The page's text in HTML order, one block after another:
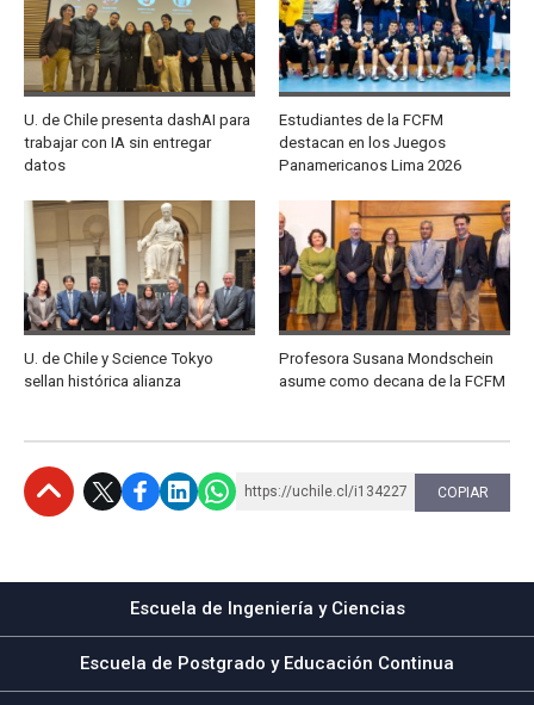
U. de Chile presenta dashAI para
trabajar con IA sin entregar
datos
Estudiantes de la FCFM
destacan en los Juegos
Panamericanos Lima 2026
U. de Chile y Science Tokyo
sellan histórica alianza
Profesora Susana Mondschein
asume como decana de la FCFM
https://uchile.cl/i134227 COPIAR
Escuela de Ingeniería y Ciencias
Escuela de Postgrado y Educación Continua